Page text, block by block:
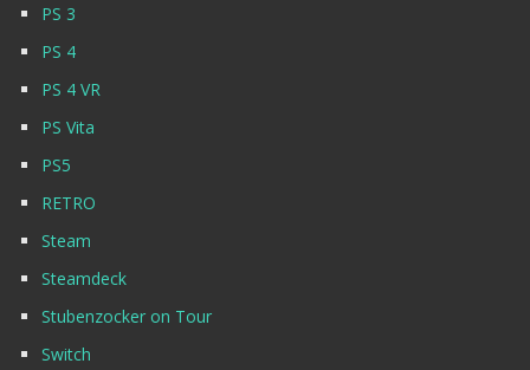
PS 3
PS 4
PS 4 VR
PS Vita
PS5
RETRO
Steam
Steamdeck
Stubenzocker on Tour
Switch